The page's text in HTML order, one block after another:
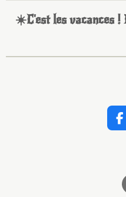
☀️C'est les vacances !
F
a
o
o